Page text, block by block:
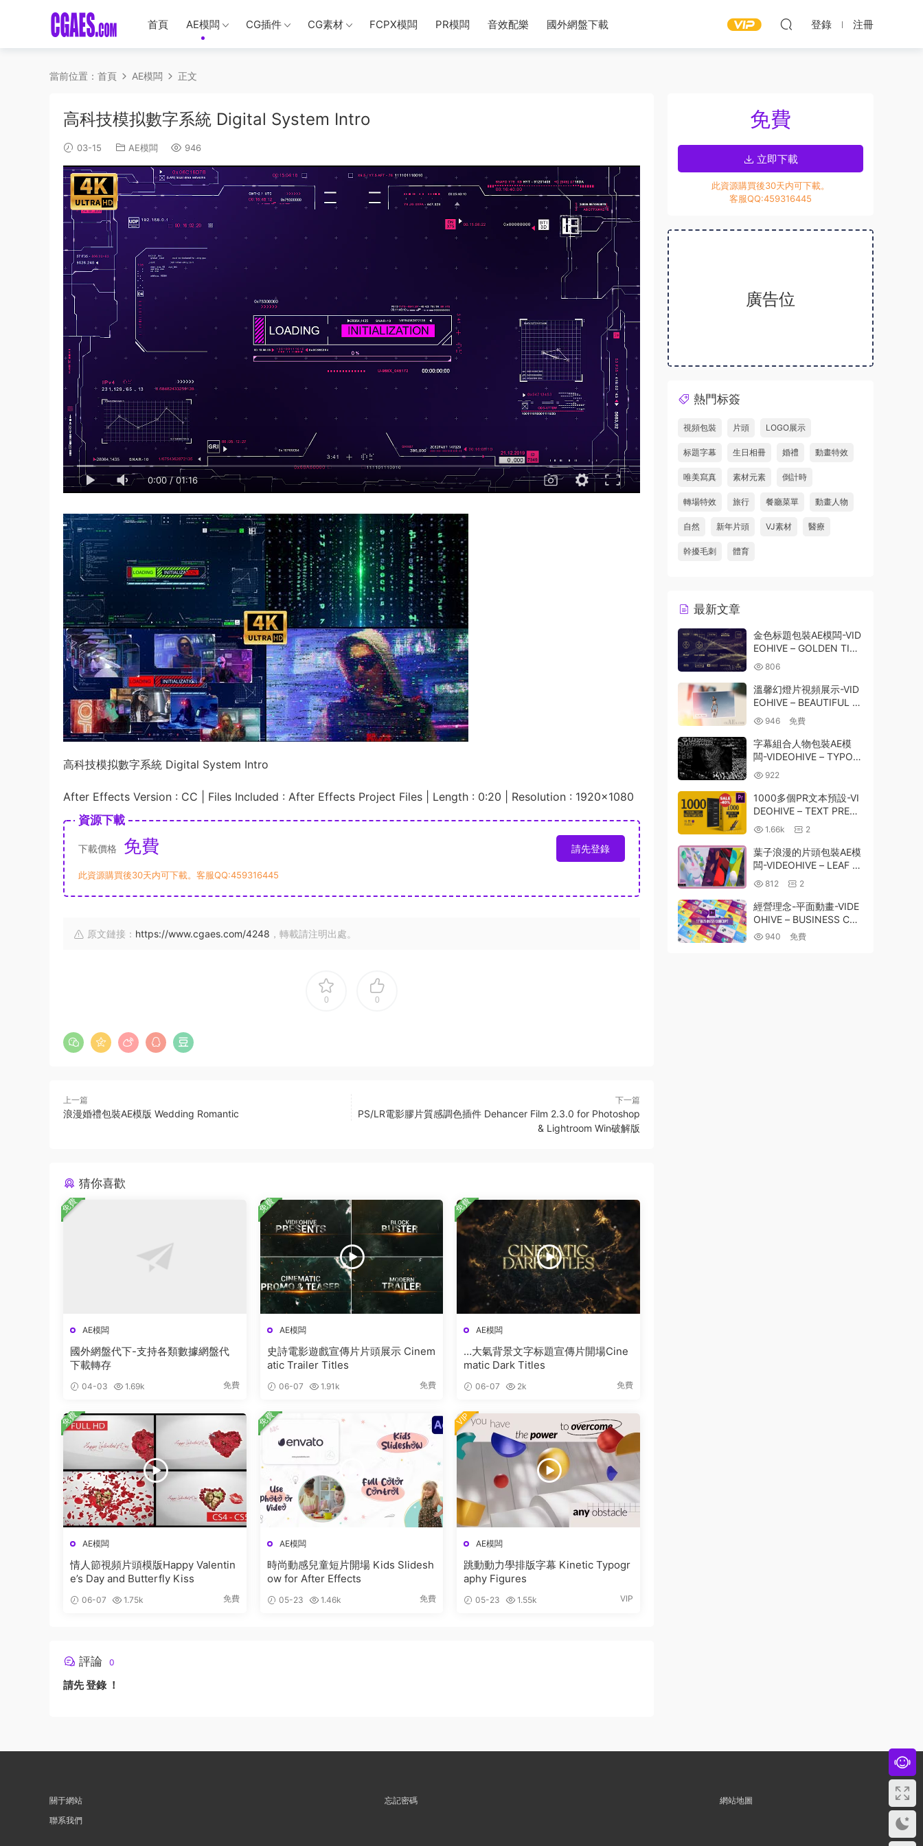
首頁 AE模闆 CG插件 CG素材 FCPX模闆 PR模闆 音效配樂 國外網盤下載 登錄 注冊
當前位置： 首頁 AE模闆 正文
高科技模拟數字系統 Digital System Intro
03-15 AE模闆 946
0:00/01:16
高科技模拟數字系統 Digital System Intro
After Effects Version : CC | Files Included : After Effects Project Files | Length : 0:20 | Resolution : 1920×1080
資源下載
下載價格 免費 請先登錄
此資源購買後30天内可下載。客服QQ:459316445
原文鏈接： https://www.cgaes.com/4248 ，轉載請注明出處。
0 0
上一篇
浪漫婚禮包裝AE模版 Wedding Romantic
下一篇
PS/LR電影膠片質感調色插件 Dehancer Film 2.3.0 for Photoshop
& Lightroom Win破解版
猜你喜歡
AE模闆
國外網盤代下-支持各類數據網盤代
下載轉存
04-03 1.69k 免費
免費
AE模闆
史詩電影遊戲宣傳片片頭展示 Cinem
atic Trailer Titles
06-07 1.91k 免費
免費
AE模闆
…大氣背景文字标題宣傳片開場Cine
matic Dark Titles
06-07 2k 免費
免費
AE模闆
情人節視頻片頭模版Happy Valentin
e’s Day and Butterfly Kiss
06-07 1.75k 免費
免費
AE模闆
時尚動感兒童短片開場 Kids Slidesh
ow for After Effects
05-23 1.46k 免費
免費
AE模闆
跳動動力學排版字幕 Kinetic Typogr
aphy Figures
05-23 1.55k VIP
VIP
評論 0
請先登錄！
免費
立即下載
此資源購買後30天内可下載。
客服QQ:459316445
廣告位
熱門标簽
視頻包裝 片頭 LOGO展示
标題字幕 生日相冊 婚禮 動畫特效
唯美寫真 素材元素 倒計時
轉場特效 旅行 餐廳菜單 動畫人物
自然 新年片頭 VJ素材 醫療
幹擾毛刺 體育
最新文章
金色标題包裝AE模闆-VID
EOHIVE – GOLDEN TITL
ES – 25148656
806
溫馨幻燈片視頻展示-VID
EOHIVE – BEAUTIFUL S
LIDES – 23505814
946 免費
字幕組合人物包裝AE模
闆-VIDEOHIVE – TYPOG
RAPHY PATTERNS V2 –
25271978
922
1000多個PR文本預設-VI
DEOHIVE – TEXT PRESE
TS – PREMIERE STUDIO
PLUGIN 23658204
1.66k 2
葉子浪漫的片頭包裝AE模
闆-VIDEOHIVE – LEAF R
OMANTIC OPENER – 25
624324
812 2
經營理念-平面動畫-VIDE
OHIVE – BUSINESS CO
NCEPT – FLAT ANIMATI
940 免費
關于網站
聯系我們
忘記密碼 網站地圖